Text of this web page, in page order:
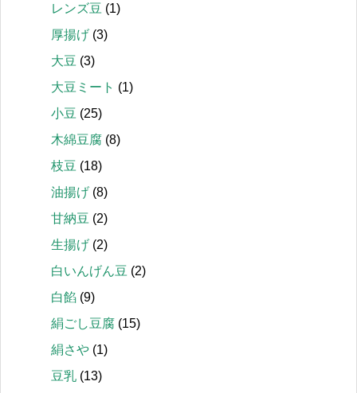
レンズ豆 (1)
厚揚げ (3)
大豆 (3)
大豆ミート (1)
小豆 (25)
木綿豆腐 (8)
枝豆 (18)
油揚げ (8)
甘納豆 (2)
生揚げ (2)
白いんげん豆 (2)
白餡 (9)
絹ごし豆腐 (15)
絹さや (1)
豆乳 (13)